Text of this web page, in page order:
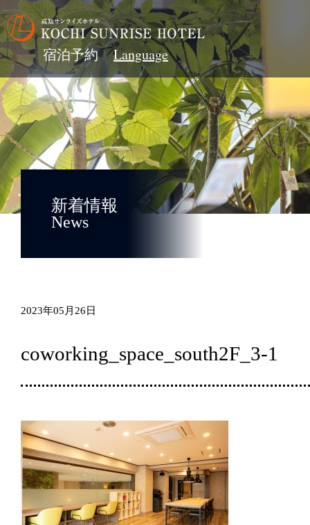
宿泊予約
新着情報
News
2023年05月26日
coworking_space_south2F_3-1